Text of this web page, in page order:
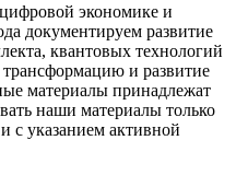
экономике и
документируем развитие
квантовых технологий
и развитие
материалы принадлежат
наши материалы только
с указанием активной